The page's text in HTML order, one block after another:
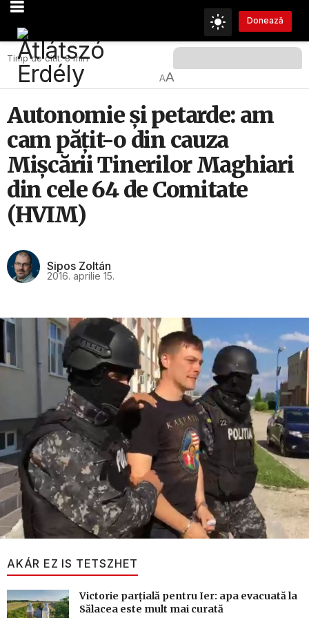
Donează
Timp de citit: 8 min
AA
Autonomie şi petarde: am
cam păţit-o din cauza
Mişcării Tinerilor Maghiari
din cele 64 de Comitate
(HVIM)
Sipos Zoltán
2016. aprilie 15.
AKÁR EZ IS TETSZHET
Victorie parțială pentru Ier: apa evacuată la
Sălacea este mult mai curată